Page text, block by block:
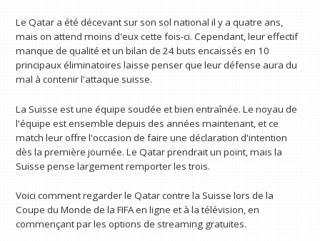
Le Qatar a été décevant sur son sol national il y a quatre ans,
mais on attend moins d'eux cette fois-ci. Cependant, leur effectif
manque de qualité et un bilan de 24 buts encaissés en 10
principaux éliminatoires laisse penser que leur défense aura du
mal à contenir l'attaque suisse.
La Suisse est une équipe soudée et bien entraînée. Le noyau de
l'équipe est ensemble depuis des années maintenant, et ce
match leur offre l'occasion de faire une déclaration d'intention
dès la première journée. Le Qatar prendrait un point, mais la
Suisse pense largement remporter les trois.
Voici comment regarder le Qatar contre la Suisse lors de la
Coupe du Monde de la FIFA en ligne et à la télévision, en
commençant par les options de streaming gratuites.